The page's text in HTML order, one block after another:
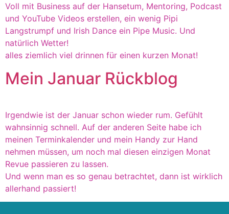
Voll mit Business auf der Hansetum, Mentoring, Podcast
und YouTube Videos erstellen, ein wenig Pipi
Langstrumpf und Irish Dance ein Pipe Music. Und
natürlich Wetter!
alles ziemlich viel drinnen für einen kurzen Monat!
Mein Januar Rückblog
Irgendwie ist der Januar schon wieder rum. Gefühlt
wahnsinnig schnell. Auf der anderen Seite habe ich
meinen Terminkalender und mein Handy zur Hand
nehmen müssen, um noch mal diesen einzigen Monat
Revue passieren zu lassen.
Und wenn man es so genau betrachtet, dann ist wirklich
allerhand passiert!